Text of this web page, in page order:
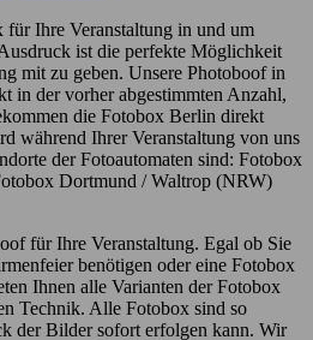
Ihre Veranstaltung in und um
ist die perfekte Möglichkeit
mit zu geben. Unsere Photoboof in
in der vorher abgestimmten Anzahl,
die Fotobox Berlin direkt
während Ihrer Veranstaltung von uns
der Fotoautomaten sind: Fotobox
Dortmund / Waltrop (NRW)
für Ihre Veranstaltung. Egal ob Sie
benötigen oder eine Fotobox
Ihnen alle Varianten der Fotobox
Technik. Alle Fotobox sind so
der Bilder sofort erfolgen kann. Wir